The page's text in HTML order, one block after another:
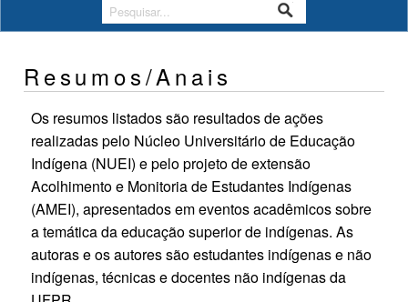
Resumos/Anais
Os resumos listados são resultados de ações
realizadas pelo Núcleo Universitário de Educação
Indígena (NUEI) e pelo projeto de extensão
Acolhimento e Monitoria de Estudantes Indígenas
(AMEI), apresentados em eventos acadêmicos sobre
a temática da educação superior de indígenas. As
autoras e os autores são estudantes indígenas e não
indígenas, técnicas e docentes não indígenas da